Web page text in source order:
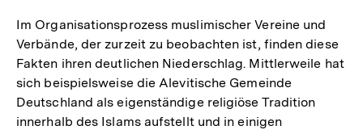
Im Organisationsprozess muslimischer Vereine und
Verbände, der zurzeit zu beobachten ist, finden diese
Fakten ihren deutlichen Niederschlag. Mittlerweile hat
sich beispielsweise die Alevitische Gemeinde
Deutschland als eigenständige religiöse Tradition
innerhalb des Islams aufstellt und in einigen